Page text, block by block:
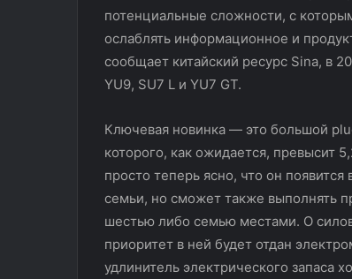
потенциальные сложности, с
ослаблять информационное и
сообщает китайский ресурс Sina, в
YU9, SU7 L и YU7 GT.
Ключевая новинка — это большой
которого, как ожидается, превысит
просто теперь ясно, что он
семьи, но сможет также выполнять
шестью либо семью местами. О
приоритет в ней будет отдан
удлинитель электрического запаса